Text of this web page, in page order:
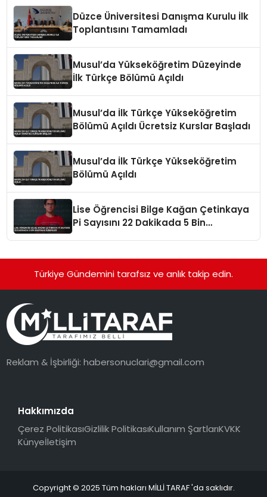
Düzce Üniversitesi Danışma Kurulu İlk
Toplantısını Tamamladı
Musul’da Yükseköğretim Düzeyinde
İlk Türkçe Bölümü Açıldı
Musul’da İlk Türkçe Yükseköğretim
Bölümü Açıldı Ücretsiz Kurslar Başladı
Musul’da İlk Türkçe Yükseköğretim
Bölümü Açıldı
Lise Öğrencisi Bilge Kağan Çetinkaya
Pi Sayısını 22 Dakikada 5 Bin
Türkiye Gündemini tarafsız ve anlık takip edin.
Reklam & İşbirliği:habersonuclari@gmail.com
Hakkımızda
Çerez PolitikasıGizlilik PolitikasıKullanım ŞartlarıKVKK
Künyeİletişim
Copyright © 2025 Tüm hakları MİLLİ TARAF 'da saklıdır.